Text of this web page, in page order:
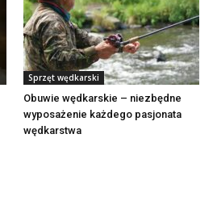
Sprzęt wędkarski
Obuwie wędkarskie – niezbędne
wyposażenie każdego pasjonata
wędkarstwa